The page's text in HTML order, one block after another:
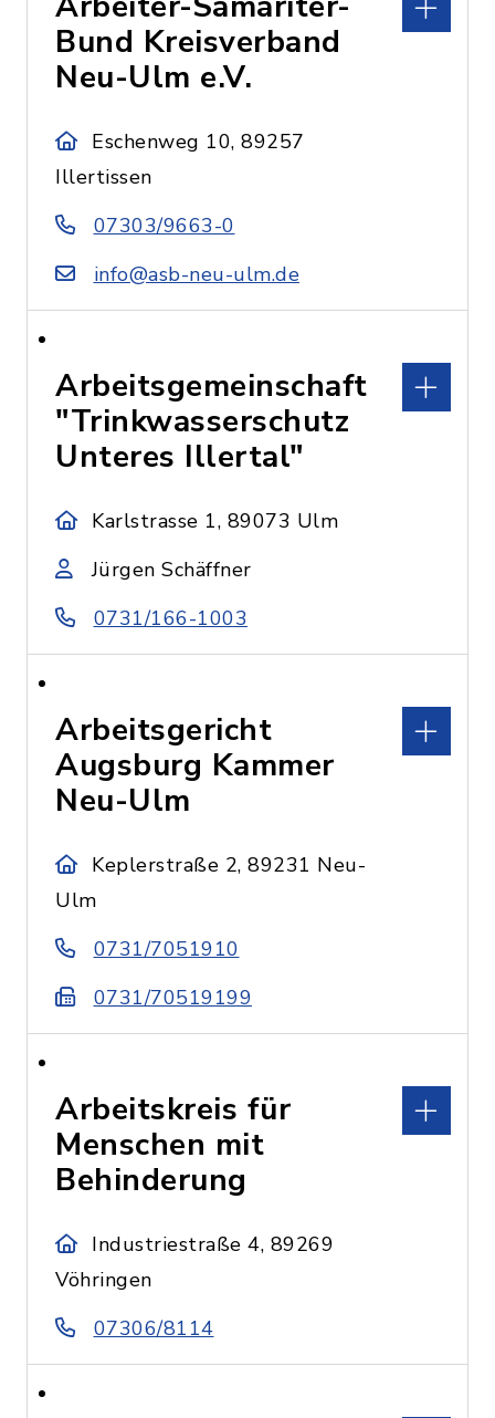
Bund Kreisverband
Neu-Ulm e.V.
Eschenweg 10, 89257
Illertissen
07303/9663-0
info@asb-neu-ulm.de
Arbeitsgemeinschaft
"Trinkwasserschutz
Unteres Illertal"
Karlstrasse 1, 89073 Ulm
Jürgen Schäffner
0731/166-1003
Arbeitsgericht
Augsburg Kammer
Neu-Ulm
Keplerstraße 2, 89231 Neu-
Ulm
0731/7051910
0731/70519199
Arbeitskreis für
Menschen mit
Behinderung
Industriestraße 4, 89269
Vöhringen
07306/8114